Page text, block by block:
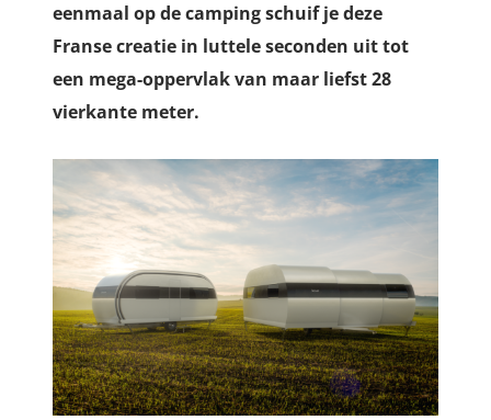
eenmaal op de camping schuif je deze
Franse creatie in luttele seconden uit tot
een mega-oppervlak van maar liefst 28
vierkante meter.